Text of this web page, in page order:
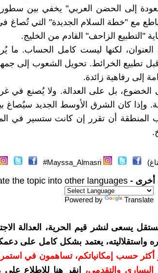
إلى الحضن العربي" يخفي بين
مع "خطة السلام الجديدة" التي تُصاغ
"التطبيع الزاحف" القادم من الخليج.
العنوان، لكنها ليست كامل الحساب. ما
تطبيع الخرائط. تحويل الشعوب إلى
إلى رفاهية زائدة.
الخضوع، بل على العدالة. ولا يُصنع في
وإذا كان الشرق الأوسط الجديد سيُصاغ
المنطقة أن تقرر إن كانت ستسير في
Mayssa_Almasri#
أخرى - the topic into other languages
Powered by Translate
يسعى لنشر قيم الحرية، العدالة
واستقلاليته، يعتمد بشكل كامل على
سنويًا أو أكثر حسب إمكانياتكم، تساهمون في
اليساري والتقدمي،
انقر هنا للاطلاع